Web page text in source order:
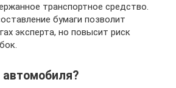
транспортное средство.
бумаги позволит
эксперта, но повысит риск